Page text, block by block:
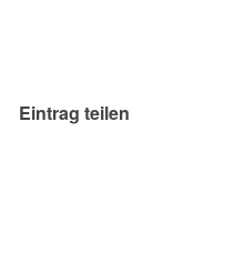
Eintrag teilen